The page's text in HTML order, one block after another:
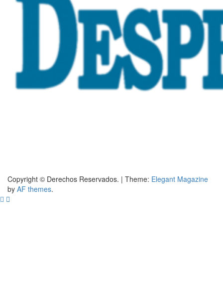
Copyright © Derechos Reservados. | Theme: Elegant Magazine
by AF themes.